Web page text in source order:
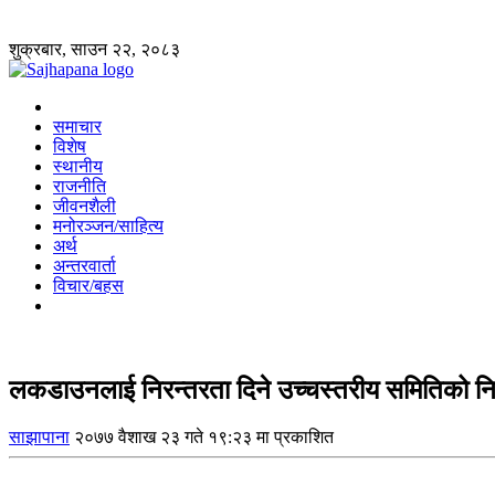
शुक्रबार, साउन २२, २०८३
समाचार
विशेष
स्थानीय
राजनीति
जीवनशैली
मनोरञ्जन/साहित्य
अर्थ
अन्तरवार्ता
विचार/बहस
लकडाउनलाई निरन्तरता दिने उच्चस्तरीय समितिको
साझापाना २०७७ वैशाख २३ गते १९:२३ मा प्रकाशित